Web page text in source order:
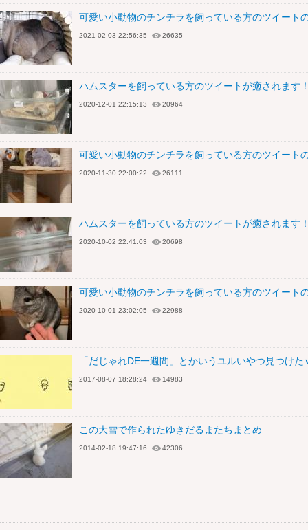
可愛い小動物のチンチラを飼っている方のツイー
2021-02-03 22:56:35 26635
ハムスターを飼っている方のツイートが癒されます
2020-12-01 22:15:13 20964
可愛い小動物のチンチラを飼っている方のツイー
2020-11-30 22:00:22 26111
ハムスターを飼っている方のツイートが癒されます
2020-10-02 22:41:03 20698
可愛い小動物のチンチラを飼っている方のツイート
2020-10-01 23:02:05 22988
「だじゃれDE一週間」とかいうユルいやつ見つけた
2017-08-07 18:28:24 14983
この大雪で作られたゆきだるまたちまとめ
2014-02-18 19:47:16 42306